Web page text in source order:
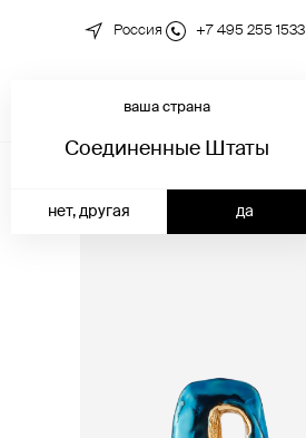
Россия +7 495 255 1533
новинкиваша страна
Соединенные Штаты
да
нет, другая